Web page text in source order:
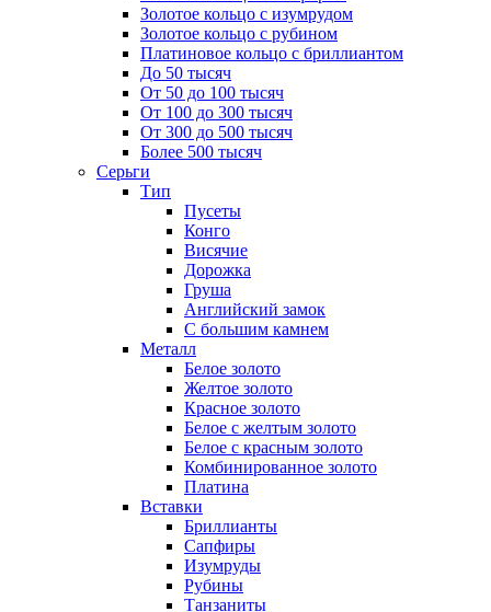
Золотое кольцо с изумрудом
Золотое кольцо с рубином
Платиновое кольцо с бриллиантом
До 50 тысяч
От 50 до 100 тысяч
От 100 до 300 тысяч
От 300 до 500 тысяч
Более 500 тысяч
Серьги
Тип
Пусеты
Конго
Висячие
Дорожка
Груша
Английский замок
С большим камнем
Металл
Белое золото
Желтое золото
Красное золото
Белое с желтым золото
Белое с красным золото
Комбинированное золото
Платина
Вставки
Бриллианты
Сапфиры
Изумруды
Рубины
Танзаниты